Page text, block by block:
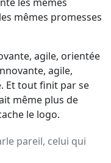
mêmes promesses
agile, orientée
agile,
Et tout finit par se
même plus de
le logo.
pareil, celui qui